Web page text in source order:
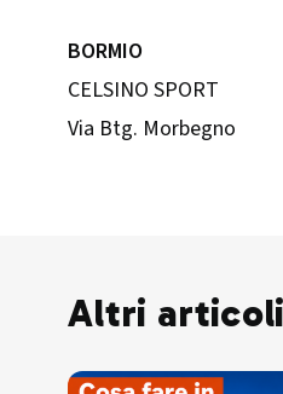
BORMIO
CELSINO SPORT
Via Btg. Morbegno
Altri